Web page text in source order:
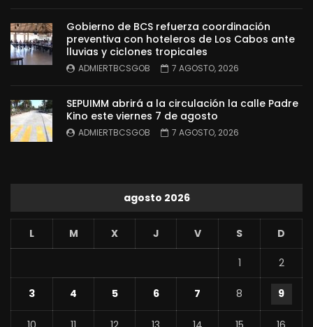
Gobierno de BCS refuerza coordinación
preventiva con hoteleros de Los Cabos ante
lluvias y ciclones tropicales
ADMIERTBCSGOB 7 AGOSTO, 2026
SEPUIMM abrirá a la circulación la calle Padre
Kino este viernes 7 de agosto
ADMIERTBCSGOB 7 AGOSTO, 2026
agosto 2026
L M X J V S D
1 2
3 4 5 6 7 8 9